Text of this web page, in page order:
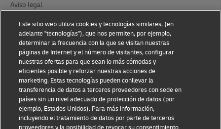
Aviso legal
Condiciones de uso
Aviso de privacidad
Accesibilidad
Información adicional
Ajustes de cookies
Síganos
Este sitio web utiliza cookies y tecnologías similares, (en
adelante "tecnologías"), que nos permiten, por ejemplo,
determinar la frecuencia con la que se visitan nuestras
páginas de Internet y el número de visitantes, configurar
nuestras ofertas para que sean lo más cómodas y
eficientes posible y reforzar nuestras acciones de
marketing. Estas tecnologías pueden conllevar la
transferencia de datos a terceros proveedores con sede en
países sin un nivel adecuado de protección de datos (por
ejemplo, Estados Unidos). Para más información,
incluyendo el tratamiento de datos por parte de terceros